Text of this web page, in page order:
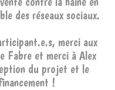
des réseaux sociaux.
merci aux
Fabre et merci à Alex
du projet et le
!